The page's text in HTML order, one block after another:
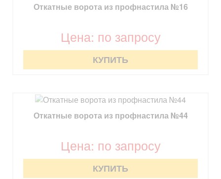
Откатные ворота из профнастила №16
Цена: по запросу
КУПИТЬ
Откатные ворота из профнастила №44
Цена: по запросу
КУПИТЬ